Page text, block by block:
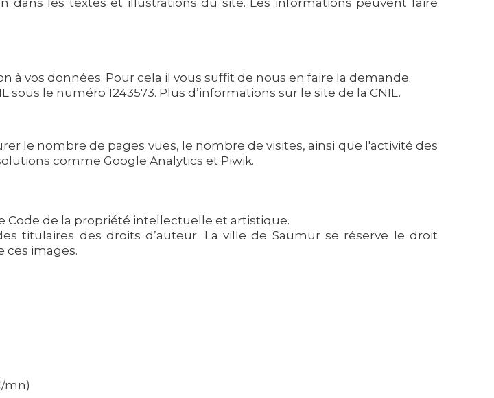
les textes et illustrations du site. Les informations peuvent faire
à vos données. Pour cela il vous suffit de nous en faire la demande.
le numéro 1243573. Plus d’informations sur le site de la CNIL.
le nombre de pages vues, le nombre de visites, ainsi que l'activité des
comme Google Analytics et Piwik.
Code de la propriété intellectuelle et artistique.
titulaires des droits d’auteur. La ville de Saumur se réserve le droit
ces images.
mn)